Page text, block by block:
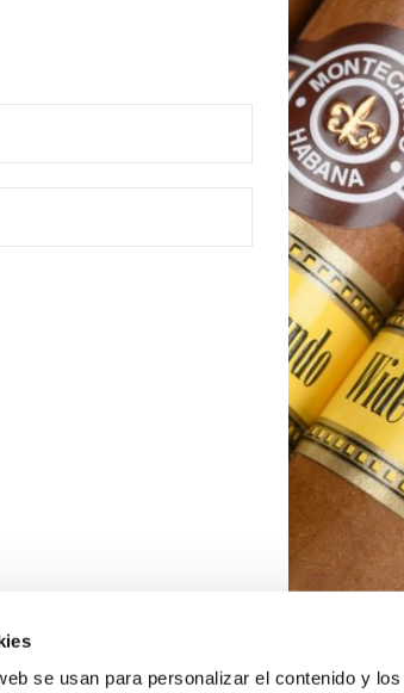
se usan para personalizar el contenido y